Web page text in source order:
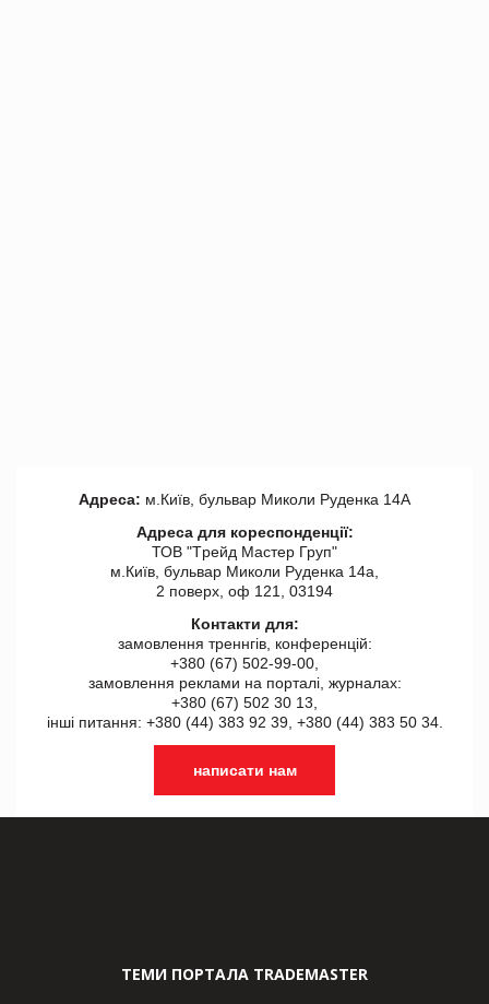
Адреса: м.Київ, бульвар Миколи Руденка 14А
Адреса для кореспонденції:
ТОВ "Tрейд Мастер Груп"
м.Київ, бульвар Миколи Руденка 14а,
2 поверх, оф 121, 03194
Контакти для:
замовлення треннгів, конференцій:
+380 (67) 502-99-00,
замовлення реклами на порталі, журналах:
+380 (67) 502 30 13,
інші питання: +380 (44) 383 92 39, +380 (44) 383 50 34.
написати нам
ТЕМИ ПОРТАЛА TRADEMASTER